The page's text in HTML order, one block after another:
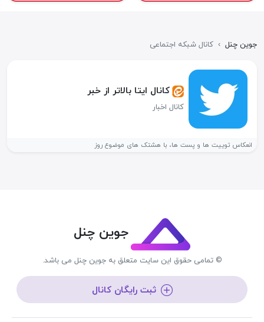
جوین چنل › کانال شبکه اجتماعی
کانال ایتا بالاتر از خبر
کانال اخبار
انعکاس توییت ها و پست ها، با هشتک های موضوع روز
جوین چنل
© تمامی حقوق این سایت متعلق به جوین چنل می باشد.
ثبت رایگان کانال